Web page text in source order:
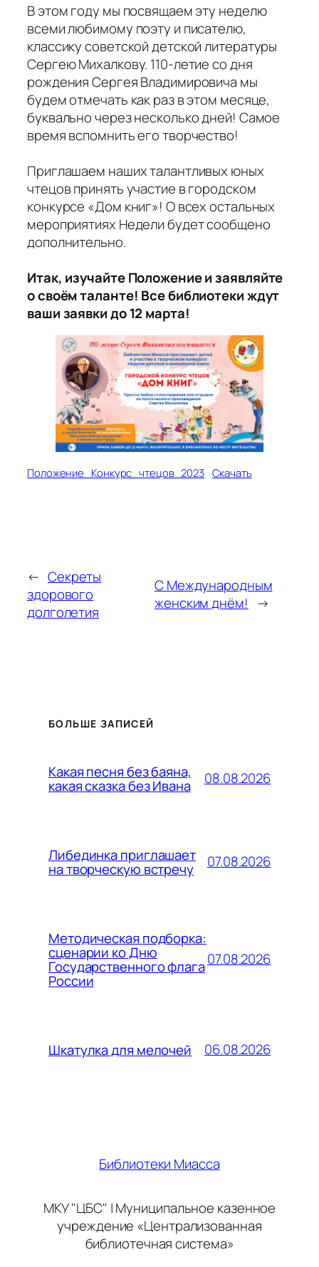
В этом году мы посвящаем эту неделю
всеми любимому поэту и писателю,
классику советской детской литературы
Сергею Михалкову. 110-летие со дня
рождения Сергея Владимировича мы
будем отмечать как раз в этом месяце,
буквально через несколько дней! Самое
время вспомнить его творчество!
Приглашаем наших талантливых юных
чтецов принять участие в городском
конкурсе «Дом книг»! О всех остальных
мероприятиях Недели будет сообщено
дополнительно.
Итак, изучайте Положение и заявляйте
о своём таланте! Все библиотеки ждут
ваши заявки до 12 марта!
Положение_Конкурс_чтецов_2023 Скачать
← Секреты
здорового
долголетия
С Международным
женским днём! →
БОЛЬШЕ ЗАПИСЕЙ
Какая песня без баяна,
какая сказка без Ивана 08.08.2026
Либединка приглашает
на творческую встречу 07.08.2026
Методическая подборка:
сценарии ко Дню
Государственного флага
России
07.08.2026
Шкатулка для мелочей 06.08.2026
Библиотеки Миасса
МКУ "ЦБС" | Муниципальное казенное
учреждение «Централизованная
библиотечная система»